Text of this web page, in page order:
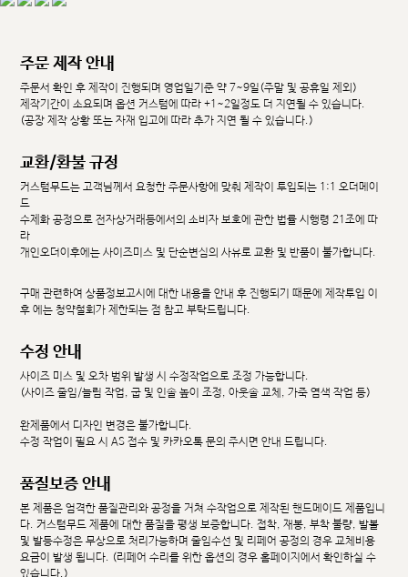
주문 제작 안내
주문서 확인 후 제작이 진행되며 영업일기준 약 7~9일(주말 및 공휴일 제외)
제작기간이 소요되며 옵션 커스텀에 따라 +1~2일정도 더 지연될 수 있습니다.
(공장 제작 상황 또는 자재 입고에 따라 추가 지연 될 수 있습니다.)
교환/환불 규정
커스텀무드는 고객님께서 요청한 주문사항에 맞춰 제작이 투입되는 1:1 오더메이
드
수제화 공정으로 전자상거래등에서의 소비자 보호에 관한 법률 시행령 21조에 따
라
개인오더이후에는 사이즈미스 및 단순변심의 사유로 교환 및 반품이 불가합니다.
구매 관련하여 상품정보고시에 대한 내용을 안내 후 진행되기 때문에 제작투입 이
후 에는 청약철회가 제한되는 점 참고 부탁드립니다.
수정 안내
사이즈 미스 및 오차 범위 발생 시 수정작업으로 조정 가능합니다.
(사이즈 줄임/늘림 작업, 굽 및 인솔 높이 조정, 아웃솔 교체, 가죽 염색 작업 등)
완제품에서 디자인 변경은 불가합니다.
수정 작업이 필요 시 AS 접수 및 카카오톡 문의 주시면 안내 드립니다.
품질보증 안내
본 제품은 엄격한 품질관리와 공정을 거쳐 수작업으로 제작된 핸드메이드 제품입니
다. 커스텀무드 제품에 대한 품질을 평생 보증합니다. 접착, 재봉, 부착 불량, 발볼
및 발등수정은 무상으로 처리가능하며 줄임수선 및 리페어 공정의 경우 교체비용
요금이 발생 됩니다. (리페어 수리를 위한 옵션의 경우 홈페이지에서 확인하실 수
있습니다.)